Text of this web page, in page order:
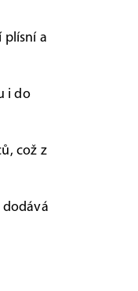
plísní a
i do
což z